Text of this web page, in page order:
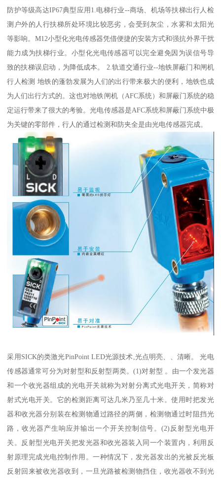
防护等级高达IP67典型应用1.电梯行业--商场、机场等扶梯出行人检
测户外的人行扶梯所处环境比较恶劣，会受到灰尘，水雾和太阳光
等影响。M12小型化光电传感器凭借便捷的安装方式和强抗外界干扰
能力成为扶梯行业。小型化光电传感器可以完全避免因为误信号导
致的扶梯误启动，为降低成本。 2.轨道交通行业--地铁屏蔽门和闸机
行人检测 地铁的蓬勃发展为人们的出行带来极大的便利，地铁也成
为人们出行方式的。这也对地铁闸机（AFC系统）和屏蔽门系统的稳
定运行带来了很大的考验。光电传感器是AFC系统和屏蔽门系统中极
为关键的零部件，行人的通过检测和防夹全是由光电传感器完成。
采用SICK的类激光PinPoint LED光源技术,光点明亮、、清晰。 光电
传感器通常可分为对射型和反射型两类。(1)对射型 。由一个发光器
和一个收光器组成的光电开关就称为对射分离式光电开关，简称对
射式光电开关。它的检测距离可达几米乃至几十米。使用时把发光
器和收光器分别装在检测物通过路径的两侧，检测物通过时阻挡光
路，收光器产生响应并输出一个开关控制信号。(2)反射型光电开
关。反射型光电开关把发光器和收光器装入同一个装置内，利用反
射原理完成光电控制作用。一种情况下，发光器发出的光被反光板
反射回来被收光器收到，一旦光路被检测物挡住，收光器收不到光